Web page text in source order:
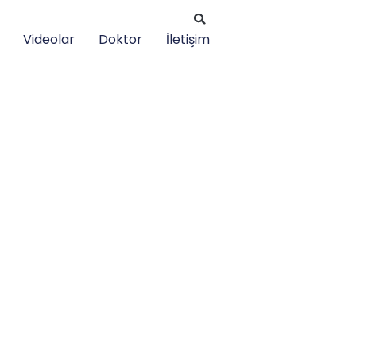
Videolar Doktor İletişim